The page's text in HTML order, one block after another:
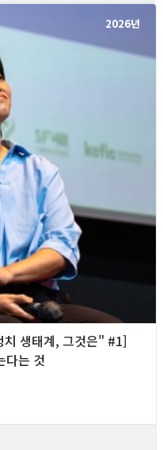
2026년
생태계, 그것은" #1]
다는 것